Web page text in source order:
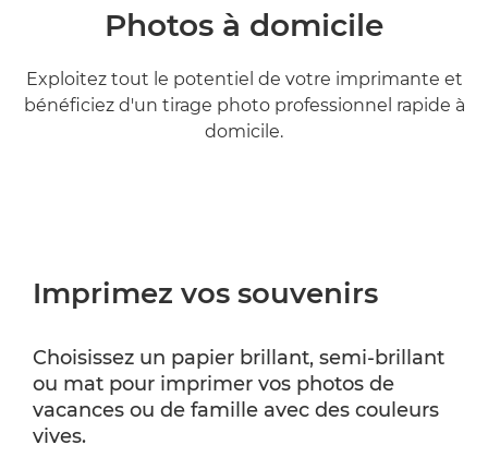
Photos à domicile
Exploitez tout le potentiel de votre imprimante et
bénéficiez d'un tirage photo professionnel rapide à
domicile.
Imprimez vos souvenirs
Choisissez un papier brillant, semi-brillant
ou mat pour imprimer vos photos de
vacances ou de famille avec des couleurs
vives.